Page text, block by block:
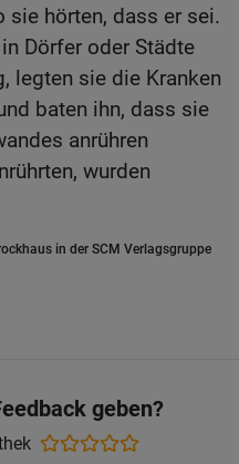
sie hörten, dass er sei.
Dörfer oder Städte
legten sie die Kranken
baten ihn, dass sie
anrühren
wurden
in der SCM Verlagsgruppe
geben?